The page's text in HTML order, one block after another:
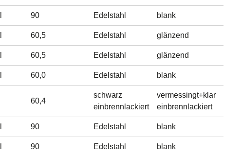
90 Edelstahl blank
60,5 Edelstahl glänzend
60,5 Edelstahl glänzend
60,0 Edelstahl blank
60,4
schwarz
einbrennlackiert
vermessingt+klar
einbrennlackiert
90 Edelstahl blank
90 Edelstahl blank